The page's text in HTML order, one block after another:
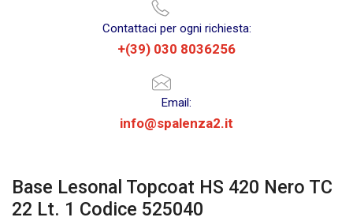
Contattaci per ogni richiesta:
+(39) 030 8036256
Email:
info@spalenza2.it
Base Lesonal Topcoat HS 420 Nero TC
22 Lt. 1 Codice 525040